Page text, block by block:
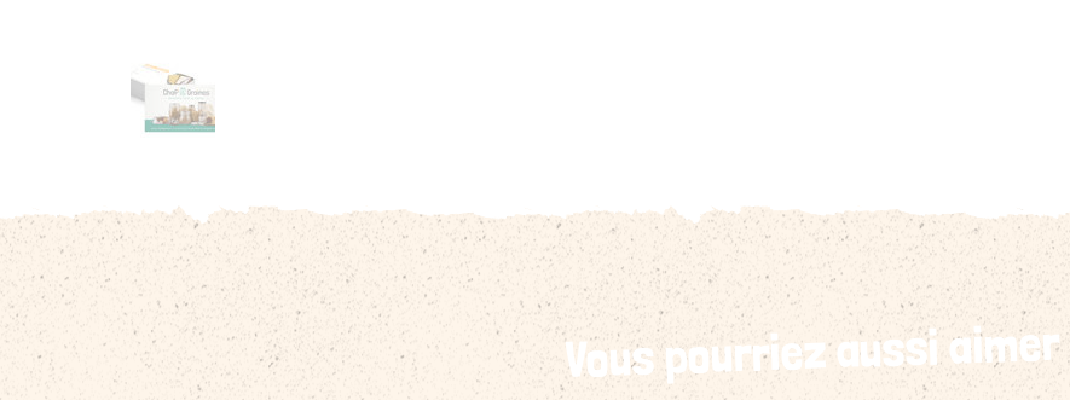
Vous pourriez aussi aimer